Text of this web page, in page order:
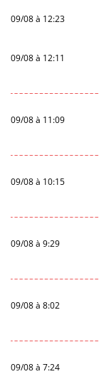
09/08 à 12:23
09/08 à 12:11
09/08 à 11:09
09/08 à 10:15
09/08 à 9:29
09/08 à 8:02
09/08 à 7:24